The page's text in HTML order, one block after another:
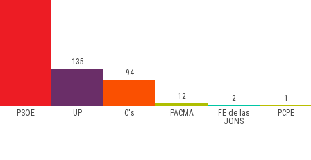
PSOE UP C's PACMA
FE de las
JONS
PCPE
135
94
12 2 1